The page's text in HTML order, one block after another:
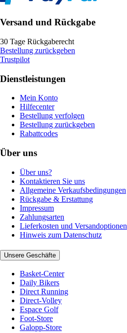
Versand und Rückgabe
30 Tage Rückgaberecht
Bestellung zurückgeben
Trustpilot
Dienstleistungen
Mein Konto
Hilfecenter
Bestellung verfolgen
Bestellung zurückgeben
Rabattcodes
Über uns
Über uns?
Kontaktieren Sie uns
Allgemeine Verkaufsbedingungen
Rückgabe & Erstattung
Impressum
Zahlungsarten
Lieferkosten und Versandoptionen
Hinweis zum Datenschutz
Unsere Geschäfte
Basket-Center
Daily Bikers
Direct Running
Direct-Volley
Espace Golf
Foot-Store
Galopp-Store